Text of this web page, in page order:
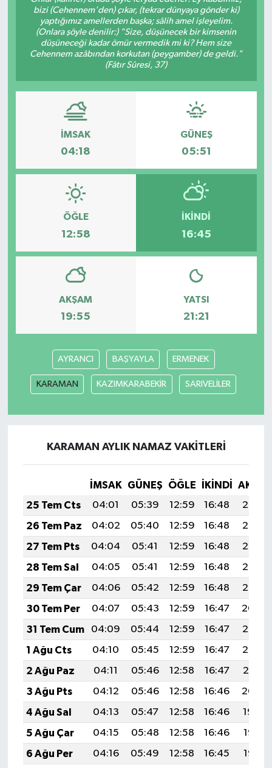
bizi (Cehennem'den) çıkar, (tekrar dünyaya gönder ki)
yaptığımız amellerden başka; sâlih amel işleyelim.
(Onlara şöyle denilir:) "Size, düşünecek bir kimsenin
düşüneceği kadar ömür vermedik mi ki? Hem size
Cehennem azâbından korkutan (peygamber) de geldi."
(Fâtır Sûresi, 37)
İMSAK
04:18
GÜNEŞ
05:51
ÖĞLE
12:58
İKINDI
16:45
AKŞAM
19:55
YATSI
21:21
AYRANCI BAŞYAYLA ERMENEK
KARAMAN KAZIMKARABEKİR SARIVELİLER
KARAMAN AYLIK NAMAZ VAKITLERI
İMSAK GÜNEŞ ÖĞLE İKINDI
25 Tem Cts
04:01 05:39 12:59 16:48
20:08
26 Tem Paz
04:02 05:40 12:59 16:48
20:08
27 Tem Pts
04:04 05:41 12:59 16:48
20:07
28 Tem Sal
04:05 05:41 12:59 16:48
20:06
29 Tem Çar
04:06 05:42 12:59 16:48
20:05
30 Tem Per
04:07 05:43 12:59 16:47
20:04
31 Tem Cum
04:09 05:44 12:59 16:47
20:03
1 Ağu Cts
04:10 05:45 12:59 16:47
20:02
2 Ağu Paz
04:11 05:46 12:58 16:47
20:01
3 Ağu Pts
04:12 05:46 12:58 16:46
20:00
4 Ağu Sal
04:13 05:47 12:58 16:46
19:59
5 Ağu Çar
04:15 05:48 12:58 16:46
19:58
6 Ağu Per
04:16 05:49 12:58 16:45
19:57